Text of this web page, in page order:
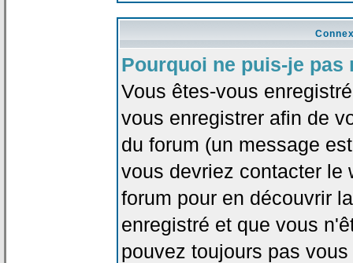
Pourquoi ne puis-je pas
Vous êtes-vous
vous enregistrer afin de
du forum (un message
vous devriez contacter le
forum pour en découvrir
enregistré et que vous
pouvez toujours pas